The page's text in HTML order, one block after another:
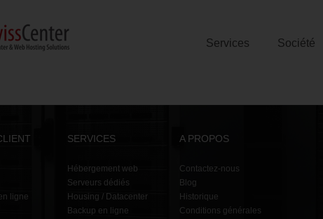
Services Société
ligne
SERVICES
Hébergement web
Serveurs dédiés
Housing / Datacenter
Backup en ligne
A PROPOS
Contactez-nous
Blog
Historique
Conditions générales